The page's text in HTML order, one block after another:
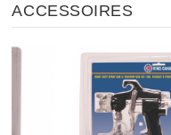
ACCESSOIRES